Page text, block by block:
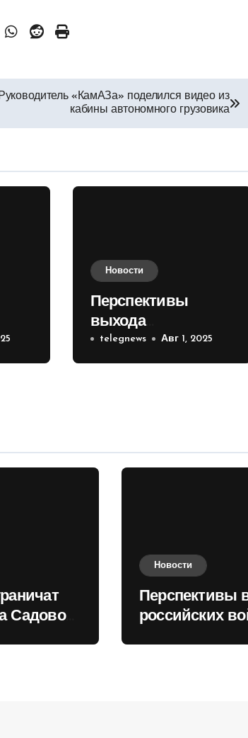
«КамАЗа» поделился видео из
кабины автономного грузовика
Новости
Перспективы
выхода
российских войск к
Киеву зимой
telegnews Авг 1, 2025
Садовом
Новости
Перспективы
российских